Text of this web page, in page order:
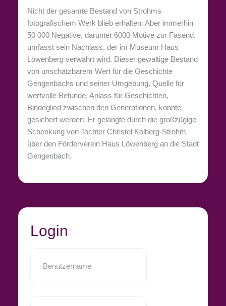
Nicht der gesamte Bestand von Strohms
fotografischem Werk blieb erhalten. Aber immerhin
50 000 Negative, darunter 6000 Motive zur Fasend,
umfasst sein Nachlass, der im Museum Haus
Löwenberg verwahrt wird. Dieser gewaltige Bestand
von unschätzbarem Wert für die Geschichte
Gengenbachs und seiner Umgebung, Quelle für
wertvolle Befunde, Anlass für Geschichten,
Bindeglied zwischen den Generationen, konnte
gesichert werden. Er gelangte durch die großzügige
Schenkung von Tochter Christel Kolberg-Strohm
über den Förderverein Haus Löwenberg an die Stadt
Gengenbach.
Login